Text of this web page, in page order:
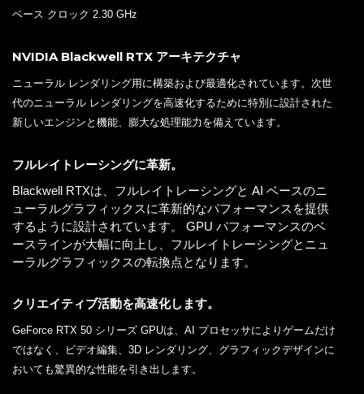
ベース クロック 2.30 GHz
NVIDIA Blackwell RTX アーキテクチャ
ニューラル レンダリング用に構築および最適化されています。次世
代のニューラル レンダリングを高速化するために特別に設計された
新しいエンジンと機能、膨大な処理能力を備えています。
フルレイトレーシングに革新。
Blackwell RTXは、フルレイトレーシングと AI ベースのニ
ューラルグラフィックスに革新的なパフォーマンスを提供
するように設計されています。 GPU パフォーマンスのベ
ースラインが大幅に向上し、フルレイトレーシングとニュ
ーラルグラフィックスの転換点となります。
クリエイティブ活動を高速化します。
GeForce RTX 50 シリーズ GPUは、AI プロセッサによりゲームだけ
ではなく、ビデオ編集、3D レンダリング、グラフィックデザインに
おいても驚異的な性能を引き出します。